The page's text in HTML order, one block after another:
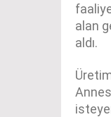
alan
aldı.